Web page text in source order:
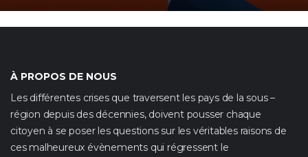
À PROPOS DE NOUS
Les différentes crises que traversent les pays de la sous –
région depuis des décennies, doivent pousser chaque
citoyen à se poser les questions sur les véritables raisons de
ces malheureux évènements qui régressent le